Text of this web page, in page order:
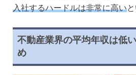
入社するハードルは非常に高い
不動産業界の平均年収は低
め